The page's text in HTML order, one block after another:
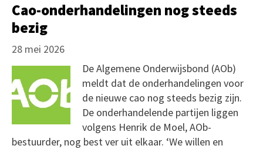
Cao-onderhandelingen nog steeds
bezig
28 mei 2026
De Algemene Onderwijsbond (AOb)
meldt dat de onderhandelingen voor
de nieuwe cao nog steeds bezig zijn.
De onderhandelende partijen liggen
volgens Henrik de Moel, AOb-
bestuurder, nog best ver uit elkaar. ‘We willen en